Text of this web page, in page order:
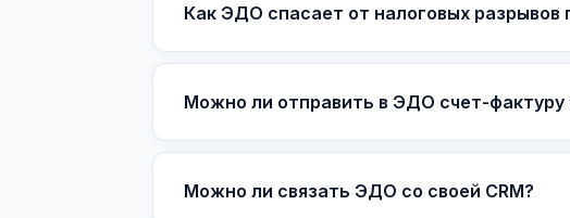
Как ЭДО спасает от налоговых
Можно ли отправить в ЭДО счет-
Можно ли связать ЭДО со своей CRM?